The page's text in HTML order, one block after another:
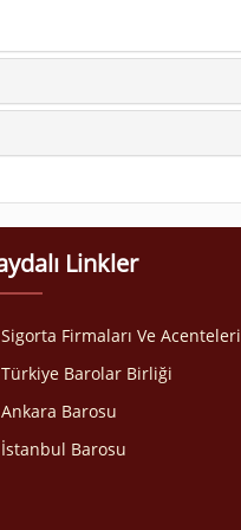
Linkler
Sigorta Firmaları Ve Acenteleri
Türkiye Barolar Birliği
Ankara Barosu
İstanbul Barosu